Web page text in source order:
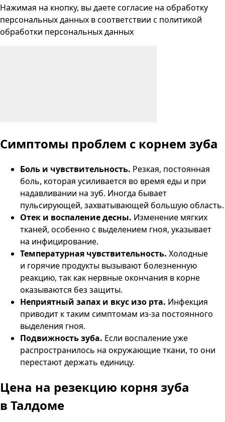
Нажимая на кнопку, вы даете согласие на обработку
персональных данных в соответствии с политикой
обработки персональных данных
Симптомы проблем с корнем зуба
Боль и чувствительность. Резкая, постоянная
боль, которая усиливается во время еды и при
надавливании на зуб. Иногда бывает
пульсирующей, захватывающей большую область.
Отек и воспаление десны. Изменение мягких
тканей, особенно с выделением гноя, указывает
на инфицирование.
Температурная чувствительность. Холодные
и горячие продукты вызывают болезненную
реакцию, так как нервные окончания в корне
оказываются без защиты.
Неприятный запах и вкус изо рта. Инфекция
приводит к таким симптомам из-за постоянного
выделения гноя.
Подвижность зуба. Если воспаление уже
распространилось на окружающие ткани, то они
перестают держать единицу.
Цена на резекцию корня зуба
в Талдоме